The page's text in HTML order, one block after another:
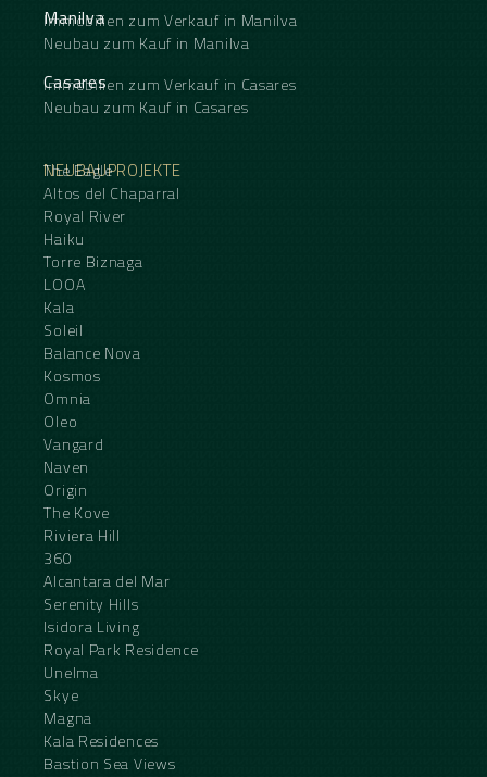
Manilva
Immobilien zum Verkauf in Manilva
Neubau zum Kauf in Manilva
Casares
Immobilien zum Verkauf in Casares
Neubau zum Kauf in Casares
NEUBAUPROJEKTE
The Eagle
Altos del Chaparral
Royal River
Haiku
Torre Biznaga
LOOA
Kala
Soleil
Balance Nova
Kosmos
Omnia
Oleo
Vangard
Naven
Origin
The Kove
Riviera Hill
360
Alcantara del Mar
Serenity Hills
Isidora Living
Royal Park Residence
Unelma
Skye
Magna
Kala Residences
Bastion Sea Views